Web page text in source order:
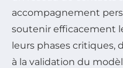
accompagnement
soutenir efficacement
leurs phases critiques,
à la validation du